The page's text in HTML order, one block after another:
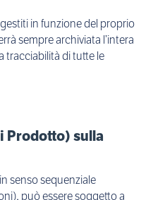
in funzione del proprio
sempre archiviata l’intera
tracciabilità di tutte le
Prodotto) sulla
senso sequenziale
può essere soggetto a